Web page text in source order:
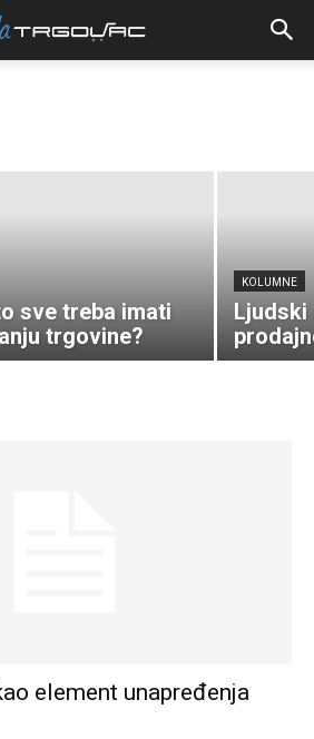
dugovanja –
sve treba imati
trgovine?
KOLUMNE
element unapređenja